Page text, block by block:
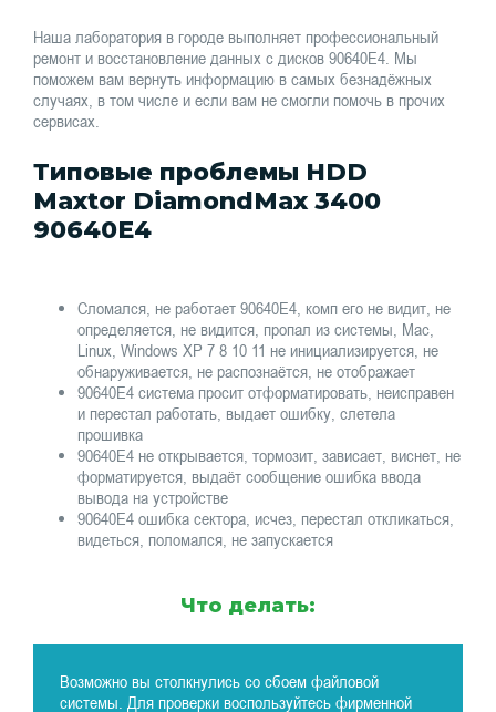
Наша лаборатория в городе выполняет профессиональный
ремонт и восстановление данных с дисков 90640E4. Мы
поможем вам вернуть информацию в самых безнадёжных
случаях, в том числе и если вам не смогли помочь в прочих
сервисах.
Типовые проблемы HDD
Maxtor DiamondMax 3400
90640E4
Сломался, не работает 90640E4, комп его не видит, не
определяется, не видится, пропал из системы, Mac,
Linux, Windows XP 7 8 10 11 не инициализируется, не
обнаруживается, не распознаётся, не отображает
90640E4 система просит отформатировать, неисправен
и перестал работать, выдает ошибку, слетела
прошивка
90640E4 не открывается, тормозит, зависает, виснет, не
форматируется, выдаёт сообщение ошибка ввода
вывода на устройстве
90640E4 ошибка сектора, исчез, перестал откликаться,
видеться, поломался, не запускается
Что делать:
Возможно вы столкнулись со сбоем файловой
системы. Для проверки воспользуйтесь фирменной